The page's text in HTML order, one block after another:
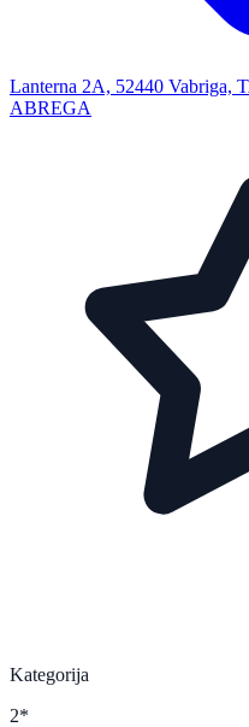
Lanterna 2A, 52440
ABREGA
Kategorija
2*